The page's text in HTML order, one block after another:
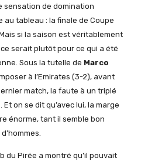
sensation de domination
au tableau : la finale de Coupe
si la saison est véritablement
serait plutôt pour ce qui a été
Sous la tutelle de Marco
à l’Emirates (3-2), avant
match, la faute à un triplé
Et on se dit qu’avec lui, la marge
énorme, tant il semble bon
du Pirée a montré qu’il pouvait